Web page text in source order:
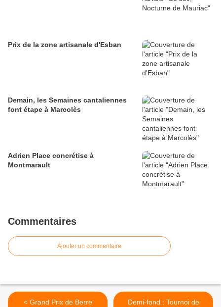
Prix de la zone artisanale d'Esban
Demain, les Semaines cantaliennes
font étape à Marcolès
Adrien Place concrétise à
Montmarault
Commentaires
Ajouter un commentaire
< Grand Prix de Berre
Demi-fond : Tournoi de